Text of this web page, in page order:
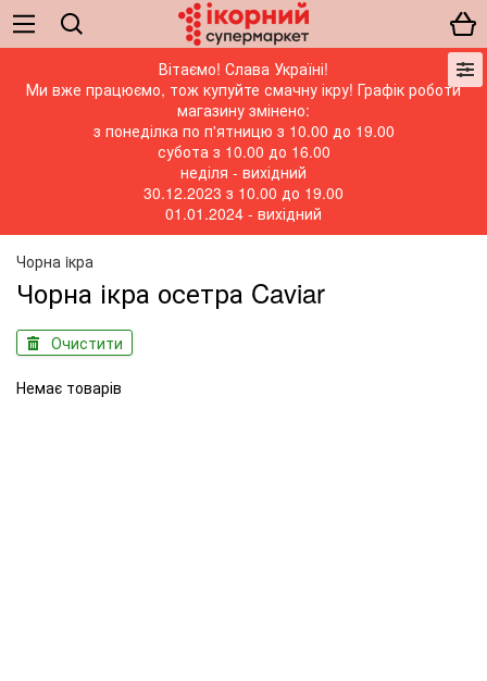
Вітаємо! Слава Україні!
Ми вже працюємо, тож купуйте смачну ікру! Графік роботи
магазину змінено:
з понеділка по п'ятницю з 10.00 до 19.00
субота з 10.00 до 16.00
неділя - вихідний
30.12.2023 з 10.00 до 19.00
01.01.2024 - вихідний
Чорна iкра
Чорна ікра осетра Caviar
Очистити
Немає товарів